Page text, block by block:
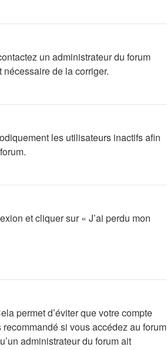
un administrateur du forum
de la corriger.
les utilisateurs inactifs afin
et cliquer sur « J’ai perdu mon
permet d’éviter que votre compte
si vous accédez au forum
administrateur du forum ait